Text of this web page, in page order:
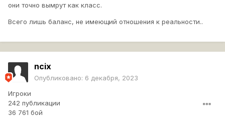
они точно вымрут как класс.
Всего лишь баланс, не имеющий отношения к реальности..
ncix
Опубликовано: 6 декабря, 2023
Игроки
242 публикации
36 761 бой